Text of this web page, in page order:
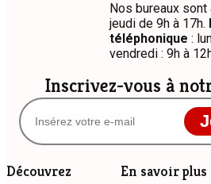
Inscrivez-vous à
Nos bureaux
jeudi de 9h à 17h.
téléphonique :
vendredi : 9h à
Découvrez En savoir plus